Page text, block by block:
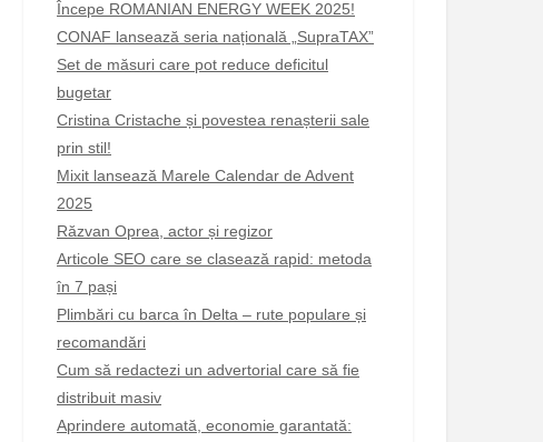
Începe ROMANIAN ENERGY WEEK 2025!
CONAF lansează seria națională „SupraTAX”
Set de măsuri care pot reduce deficitul
bugetar
Cristina Cristache și povestea renașterii sale
prin stil!
Mixit lansează Marele Calendar de Advent
2025
Răzvan Oprea, actor și regizor
Articole SEO care se clasează rapid: metoda
în 7 pași
Plimbări cu barca în Delta – rute populare și
recomandări
Cum să redactezi un advertorial care să fie
distribuit masiv
Aprindere automată, economie garantată: